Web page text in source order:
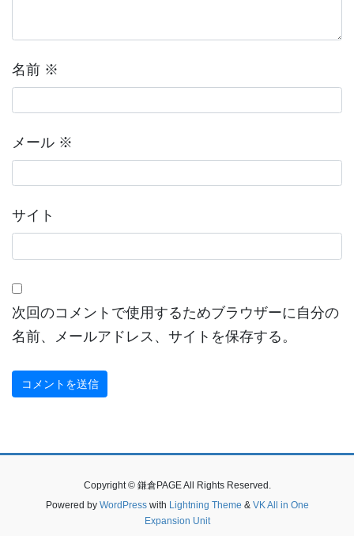
名前 ※
メール ※
サイト
次回のコメントで使用するためブラウザーに自分の
名前、メールアドレス、サイトを保存する。
Copyright © 鎌倉PAGE All Rights Reserved.
Powered by WordPresswith Lightning Theme & VK All in One
Expansion Unit